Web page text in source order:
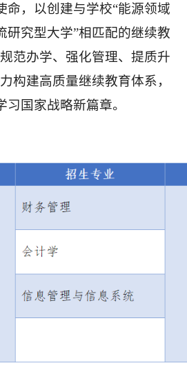
命，以创建与学校“能源领域
研究型大学”相匹配的继续教
范办学、强化管理、提质升
构建高质量继续教育体系，
国家战略新篇章。